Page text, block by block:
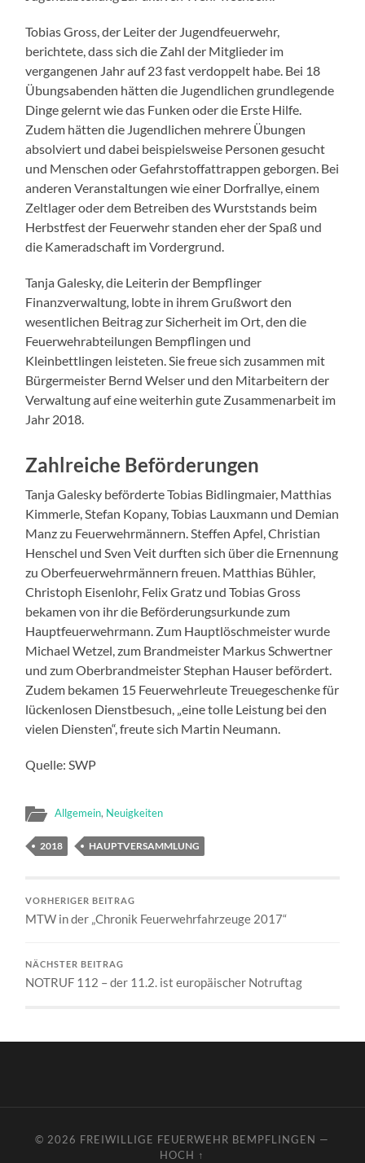
Tobias Gross, der Leiter der Jugendfeuerwehr,
berichtete, dass sich die Zahl der Mitglieder im
vergangenen Jahr auf 23 fast verdoppelt habe. Bei 18
Übungsabenden hätten die Jugendlichen grundlegende
Dinge gelernt wie das Funken oder die Erste Hilfe.
Zudem hätten die Jugendlichen mehrere Übungen
absolviert und dabei beispielsweise Personen gesucht
und Menschen oder Gefahrstoffattrappen geborgen. Bei
anderen Veranstaltungen wie einer Dorfrallye, einem
Zeltlager oder dem Betreiben des Wurststands beim
Herbstfest der Feuerwehr standen eher der Spaß und
die Kameradschaft im Vordergrund.
Tanja Galesky, die Leiterin der Bempflinger
Finanzverwaltung, lobte in ihrem Grußwort den
wesentlichen Beitrag zur Sicherheit im Ort, den die
Feuerwehrabteilungen Bempflingen und
Kleinbettlingen leisteten. Sie freue sich zusammen mit
Bürgermeister Bernd Welser und den Mitarbeitern der
Verwaltung auf eine weiterhin gute Zusammenarbeit im
Jahr 2018.
Zahlreiche Beförderungen
Tanja Galesky beförderte Tobias Bidlingmaier, Matthias
Kimmerle, Stefan Kopany, Tobias Lauxmann und Demian
Manz zu Feuerwehrmännern. Steffen Apfel, Christian
Henschel und Sven Veit durften sich über die Ernennung
zu Oberfeuerwehrmännern freuen. Matthias Bühler,
Christoph Eisenlohr, Felix Gratz und Tobias Gross
bekamen von ihr die Beförderungsurkunde zum
Hauptfeuerwehrmann. Zum Hauptlöschmeister wurde
Michael Wetzel, zum Brandmeister Markus Schwertner
und zum Oberbrandmeister Stephan Hauser befördert.
Zudem bekamen 15 Feuerwehrleute Treuegeschenke für
lückenlosen Dienstbesuch, „eine tolle Leistung bei den
vielen Diensten“, freute sich Martin Neumann.
Quelle: SWP
Allgemein, Neuigkeiten
2018 HAUPTVERSAMMLUNG
VORHERIGER BEITRAG
MTW in der „Chronik Feuerwehrfahrzeuge 2017“
NÄCHSTER BEITRAG
NOTRUF 112 – der 11.2. ist europäischer Notruftag
© 2026 FREIWILLIGE FEUERWEHR BEMPFLINGEN —
HOCH ↑